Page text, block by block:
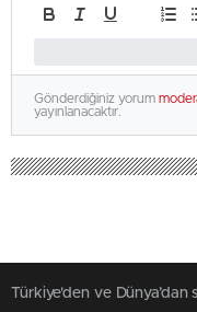
Gönderdiğiniz yorum
yayınlanacaktır.
Türkiye'den ve Dünya’dan